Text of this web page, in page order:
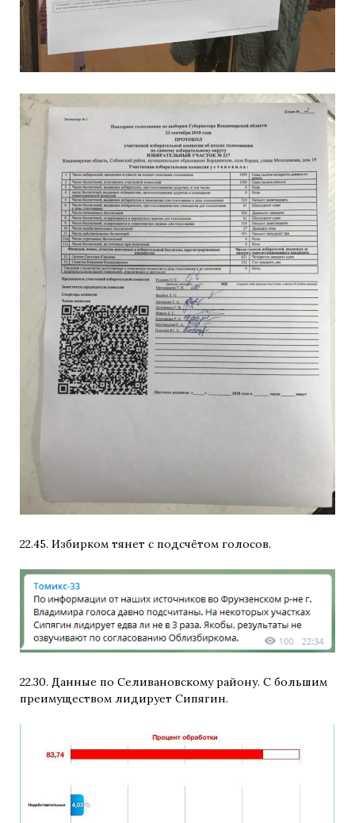
22.45. Избирком тянет с подсчётом голосов.
22.30. Данные по Селивановскому району. С большим
преимуществом лидирует Сипягин.